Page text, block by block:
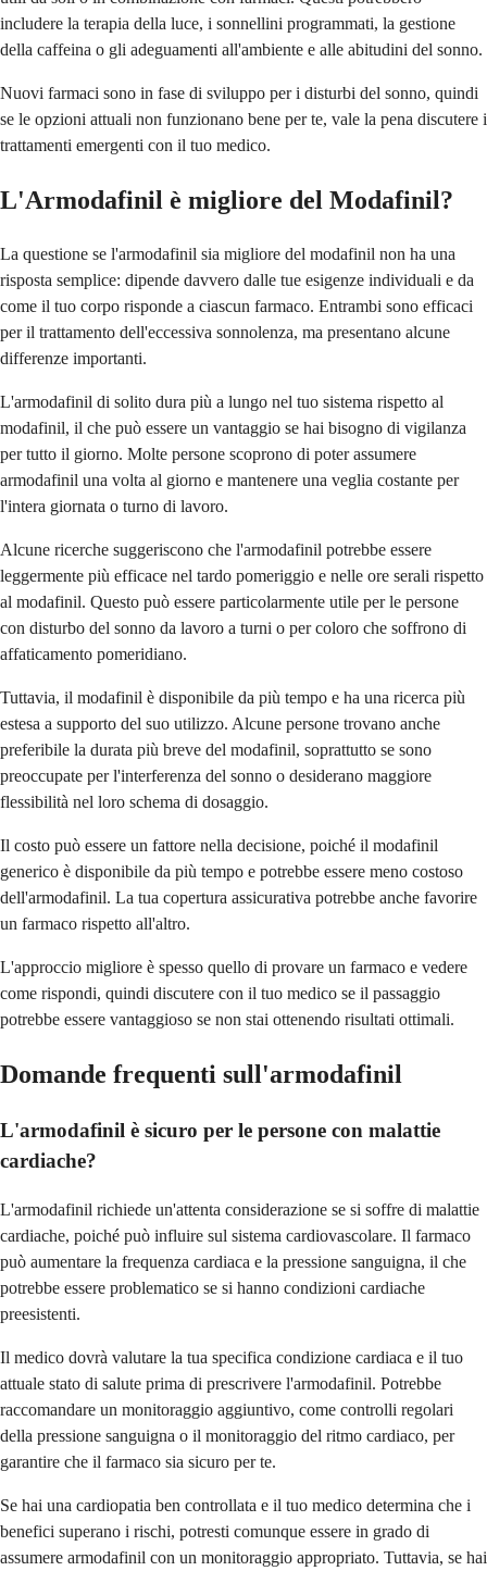
includere la terapia della luce, i sonnellini programmati, la gestione
della caffeina o gli adeguamenti all'ambiente e alle abitudini del sonno.
Nuovi farmaci sono in fase di sviluppo per i disturbi del sonno, quindi
se le opzioni attuali non funzionano bene per te, vale la pena discutere i
trattamenti emergenti con il tuo medico.
L'Armodafinil è migliore del Modafinil?
La questione se l'armodafinil sia migliore del modafinil non ha una
risposta semplice: dipende davvero dalle tue esigenze individuali e da
come il tuo corpo risponde a ciascun farmaco. Entrambi sono efficaci
per il trattamento dell'eccessiva sonnolenza, ma presentano alcune
differenze importanti.
L'armodafinil di solito dura più a lungo nel tuo sistema rispetto al
modafinil, il che può essere un vantaggio se hai bisogno di vigilanza
per tutto il giorno. Molte persone scoprono di poter assumere
armodafinil una volta al giorno e mantenere una veglia costante per
l'intera giornata o turno di lavoro.
Alcune ricerche suggeriscono che l'armodafinil potrebbe essere
leggermente più efficace nel tardo pomeriggio e nelle ore serali rispetto
al modafinil. Questo può essere particolarmente utile per le persone
con disturbo del sonno da lavoro a turni o per coloro che soffrono di
affaticamento pomeridiano.
Tuttavia, il modafinil è disponibile da più tempo e ha una ricerca più
estesa a supporto del suo utilizzo. Alcune persone trovano anche
preferibile la durata più breve del modafinil, soprattutto se sono
preoccupate per l'interferenza del sonno o desiderano maggiore
flessibilità nel loro schema di dosaggio.
Il costo può essere un fattore nella decisione, poiché il modafinil
generico è disponibile da più tempo e potrebbe essere meno costoso
dell'armodafinil. La tua copertura assicurativa potrebbe anche favorire
un farmaco rispetto all'altro.
L'approccio migliore è spesso quello di provare un farmaco e vedere
come rispondi, quindi discutere con il tuo medico se il passaggio
potrebbe essere vantaggioso se non stai ottenendo risultati ottimali.
Domande frequenti sull'armodafinil
L'armodafinil è sicuro per le persone con malattie
cardiache?
L'armodafinil richiede un'attenta considerazione se si soffre di malattie
cardiache, poiché può influire sul sistema cardiovascolare. Il farmaco
può aumentare la frequenza cardiaca e la pressione sanguigna, il che
potrebbe essere problematico se si hanno condizioni cardiache
preesistenti.
Il medico dovrà valutare la tua specifica condizione cardiaca e il tuo
attuale stato di salute prima di prescrivere l'armodafinil. Potrebbe
raccomandare un monitoraggio aggiuntivo, come controlli regolari
della pressione sanguigna o il monitoraggio del ritmo cardiaco, per
garantire che il farmaco sia sicuro per te.
Se hai una cardiopatia ben controllata e il tuo medico determina che i
benefici superano i rischi, potresti comunque essere in grado di
assumere armodafinil con un monitoraggio appropriato. Tuttavia, se hai